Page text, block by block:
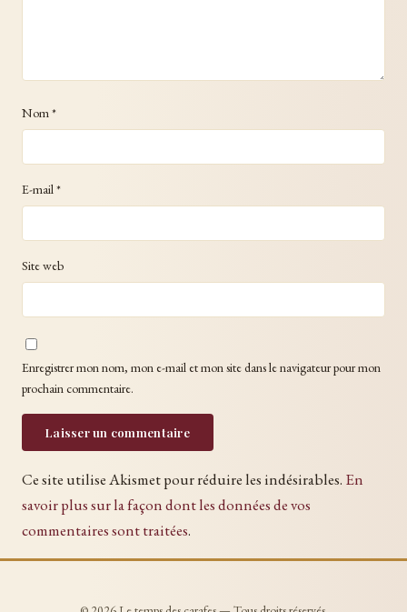
Nom*
E-mail*
Site web
Enregistrer mon nom, mon e-mail et mon site dans le navigateur pour mon
prochain commentaire.
Ce site utilise Akismet pour réduire les indésirables. En
savoir plus sur la façon dont les données de vos
commentaires sont traitées.